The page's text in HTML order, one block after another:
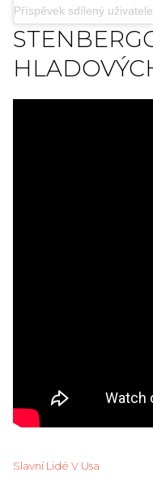
Příspěvek sdílený
Slavní Lidé V Usa